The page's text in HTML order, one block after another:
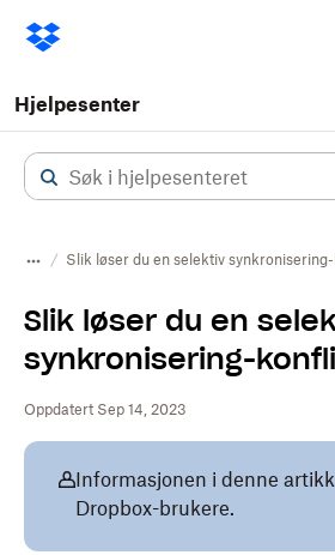
Hjelpesenter
Slik løser du en selektiv
Slik løser du en
synkronisering-
Oppdatert Sep 14, 2023
Informasjonen i denne
Dropbox-brukere.